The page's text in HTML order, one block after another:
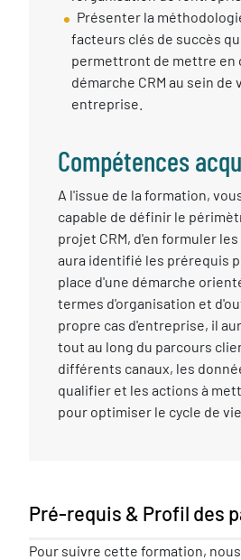
Présenter la
facteurs clés de succès
permettront de mettre
démarche CRM au sein de
entreprise.
Compétences
Compétences
Acquises
A l'issue de la formation,
capable de définir le
projet CRM, d'en formuler
aura identifié les prérequis
place d'une démarche
termes d'organisation et
propre cas d'entreprise, il
tout au long du parcours
différents canaux, les
qualifier et les actions à
pour optimiser le cycle de
Pré-requis & Profil des
Pré-
Pour suivre cette formation,